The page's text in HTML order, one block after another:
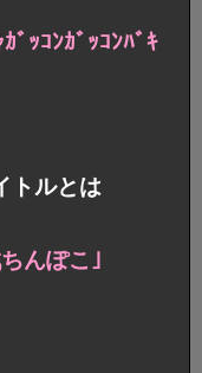
ﾞｯｺﾝｶﾞｯｺﾝﾊﾞｷ
トルとは
んぽこ｣